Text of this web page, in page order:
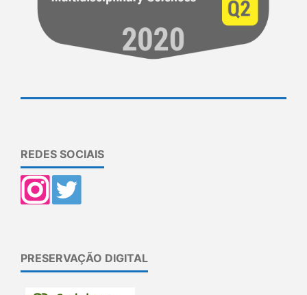
REDES SOCIAIS
PRESERVAÇÃO DIGITAL